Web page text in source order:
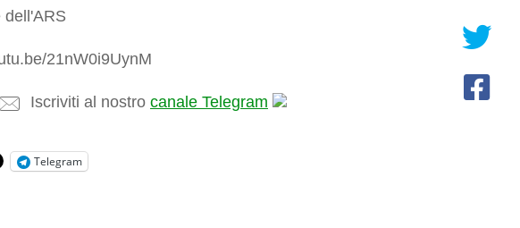
dell'ARS
21nW0i9UynM
Iscriviti al nostro canale Telegram
Telegram